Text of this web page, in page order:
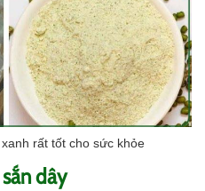
rất tốt cho sức khỏe
dây